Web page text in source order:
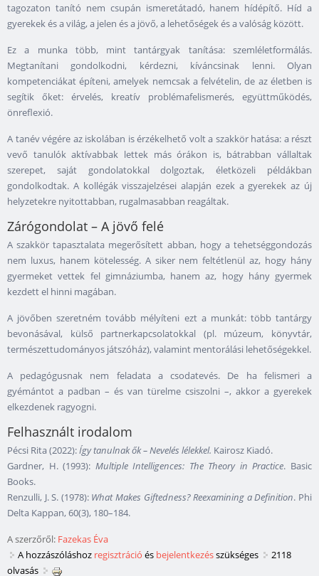
tagozaton tanító nem csupán ismeretátadó, hanem hídépítő. Híd a
gyerekek és a világ, a jelen és a jövő, a lehetőségek és a valóság között.
Ez a munka több, mint tantárgyak tanítása: szemléletformálás.
Megtanítani gondolkodni, kérdezni, kíváncsinak lenni. Olyan
kompetenciákat építeni, amelyek nemcsak a felvételin, de az életben is
segítik őket: érvelés, kreatív problémafelismerés, együttműködés,
önreflexió.
A tanév végére az iskolában is érzékelhető volt a szakkör hatása: a részt
vevő tanulók aktívabbak lettek más órákon is, bátrabban vállaltak
szerepet, saját gondolatokkal dolgoztak, életközeli példákban
gondolkodtak. A kollégák visszajelzései alapján ezek a gyerekek az új
helyzetekre nyitottabban, rugalmasabban reagáltak.
Zárógondolat – A jövő felé
A szakkör tapasztalata megerősített abban, hogy a tehetséggondozás
nem luxus, hanem kötelesség. A siker nem feltétlenül az, hogy hány
gyermeket vettek fel gimnáziumba, hanem az, hogy hány gyermek
kezdett el hinni magában.
A jövőben szeretném tovább mélyíteni ezt a munkát: több tantárgy
bevonásával, külső partnerkapcsolatokkal (pl. múzeum, könyvtár,
természettudományos játszóház), valamint mentorálási lehetőségekkel.
A pedagógusnak nem feladata a csodatevés. De ha felismeri a
gyémántot a padban – és van türelme csiszolni –, akkor a gyerekek
elkezdenek ragyogni.
Felhasznált irodalom
Pécsi Rita (2022):Így tanulnak ők – Nevelés lélekkel. Kairosz Kiadó.
Gardner, H. (1993): Multiple Intelligences: The Theory in Practice. Basic
Books.
Renzulli, J. S. (1978): What Makes Giftedness? Reexamining a Definition. Phi
Delta Kappan, 60(3), 180–184.
A szerzőről: Fazekas Éva
A hozzászóláshoz regisztráció és bejelentkezésszükséges
2118
olvasás